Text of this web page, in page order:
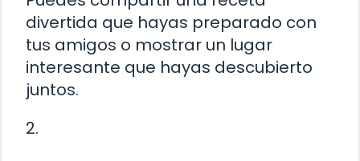
divertida que hayas preparado con
tus amigos o mostrar un lugar
interesante que hayas descubierto
juntos.
2.